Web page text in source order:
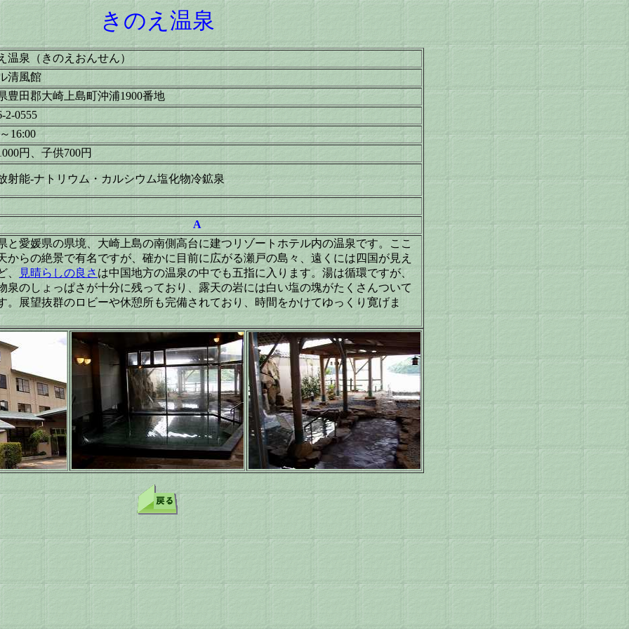
きのえ温泉
温泉（きのえおんせん）
清風館
豊田郡大崎上島町沖浦1900番地
2-0555
16:00
円、子供700円
射能-ナトリウム・カルシウム塩化物冷鉱泉
A
と愛媛県の県境、大崎上島の南側高台に建つリゾートホテル内の温泉です。ここ
からの絶景で有名ですが、確かに目前に広がる瀬戸の島々、遠くには四国が見え
、 見晴らしの良さ は中国地方の温泉の中でも五指に入ります。湯は循環ですが、
泉のしょっぱさが十分に残っており、露天の岩には白い塩の塊がたくさんついて
。展望抜群のロビーや休憩所も完備されており、時間をかけてゆっくり寛げま